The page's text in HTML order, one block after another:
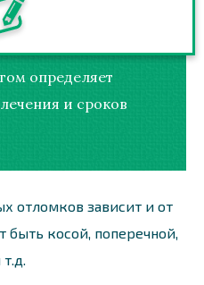
определяет
и сроков
отломков зависит и от
косой, поперечной,